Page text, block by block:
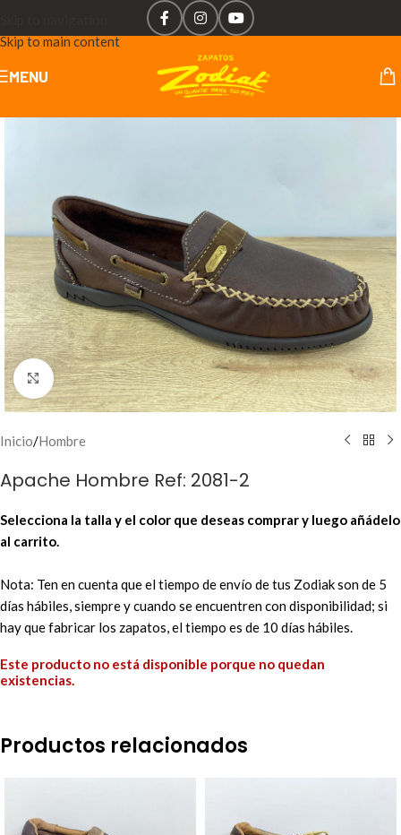
Skip to main content
MENU
Click to enlarge
Inicio/Hombre
Apache Hombre Ref: 2081-2
Selecciona la talla y el color que deseas comprar y luego añádelo
al carrito.
Nota: Ten en cuenta que el tiempo de envío de tus Zodiak son de 5
días hábiles, siempre y cuando se encuentren con disponibilidad; si
hay que fabricar los zapatos, el tiempo es de 10 días hábiles.
Este producto no está disponible porque no quedan
existencias.
Productos relacionados